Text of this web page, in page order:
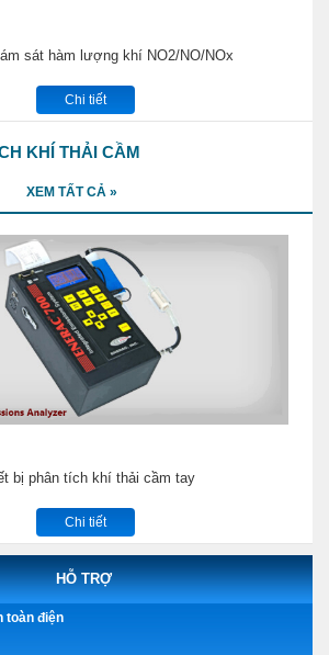
sát hàm lượng khí NO2/NO/NOx
Chi tiết
KHÍ THẢI CẦM
XEM TẤT CẢ »
bị phân tích khí thải cầm tay
Chi tiết
HỖ TRỢ
toàn điện